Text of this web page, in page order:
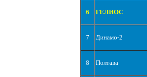
6 ГЕЛИОС
7 Динамо-2
8 Полтава